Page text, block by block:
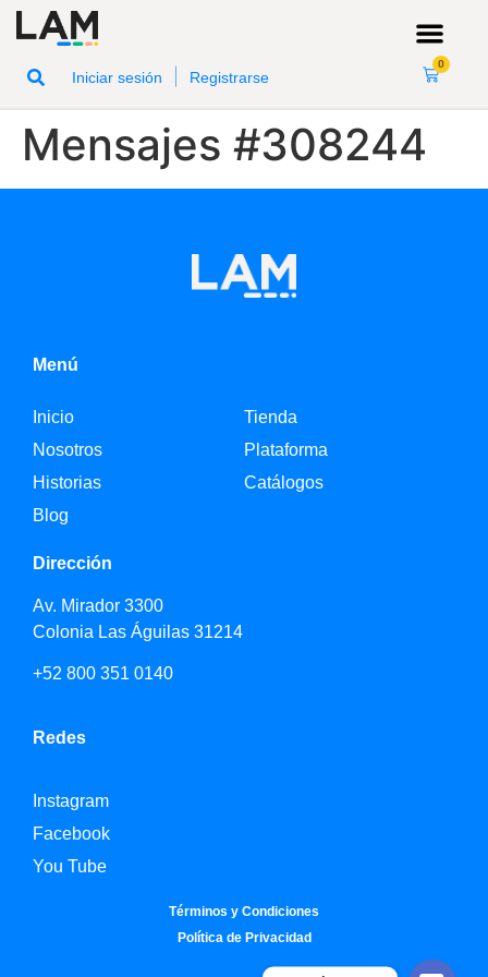
Iniciar sesión Registrarse
0
Mensajes #308244
Menú
Inicio
Nosotros
Historias
Blog
Tienda
Plataforma
Catálogos
Dirección
Av. Mirador 3300
Colonia Las Águilas 31214
+52 800 351 0140
Redes
Instagram
Facebook
You Tube
Términos y Condiciones
Política de Privacidad